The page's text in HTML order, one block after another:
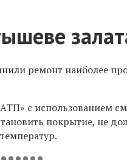
ремонт наиболее
с использованием
покрытие, не